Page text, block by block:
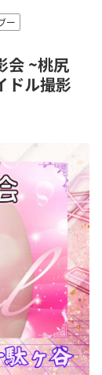
ー
会 ~桃尻
ドル撮影